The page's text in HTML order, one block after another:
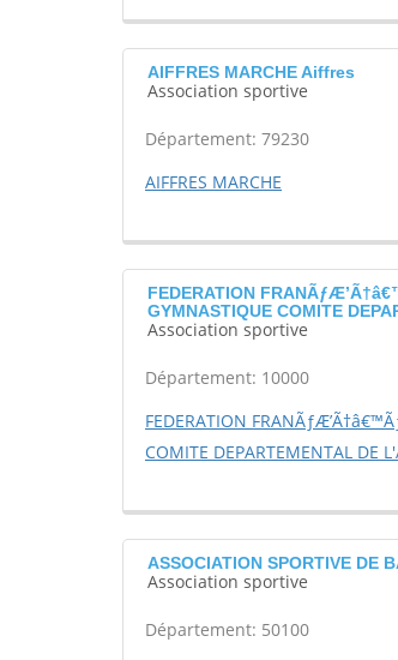
AIFFRES MARCHE Aiffres
Association sportive
Département: 79230
AIFFRES MARCHE
FEDERATION
GYMNASTIQUE COMITE
Association sportive
Département: 10000
FEDERATION
COMITE DEPARTEMENTAL DE
ASSOCIATION SPORTIVE DE
Association sportive
Département: 50100